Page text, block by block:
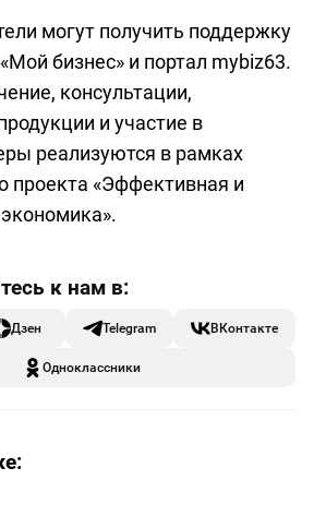
могут получить поддержку
бизнес» и портал mybiz63.
консультации,
и участие в
реализуются в рамках
проекта «Эффективная и
Дзен Telegram ВКонтакте
Одноклассники